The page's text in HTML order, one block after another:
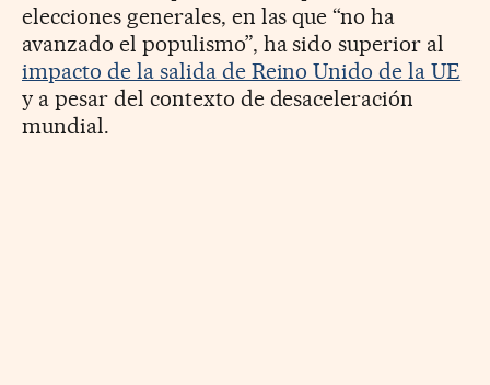
elecciones generales, en las que “no ha
avanzado el populismo”, ha sido superior al
impacto de la salida de Reino Unido de la UE
y a pesar del contexto de desaceleración
mundial.